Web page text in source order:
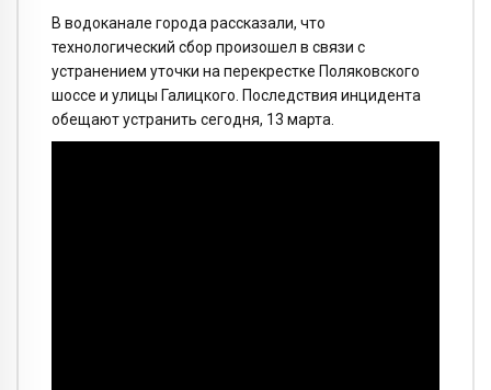
В водоканале города рассказали, что
технологический сбор произошел в связи с
устранением уточки на перекрестке Поляковского
шоссе и улицы Галицкого. Последствия инцидента
обещают устранить сегодня, 13 марта.